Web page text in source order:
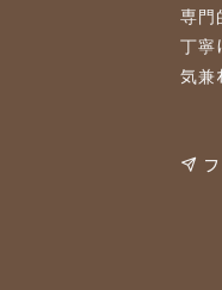
専門
丁寧
気兼